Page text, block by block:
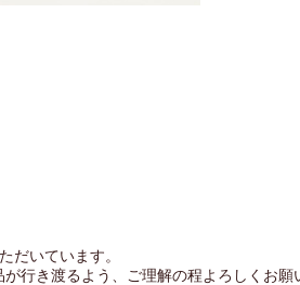
だいています。
行き渡るよう、ご理解の程よろしくお願